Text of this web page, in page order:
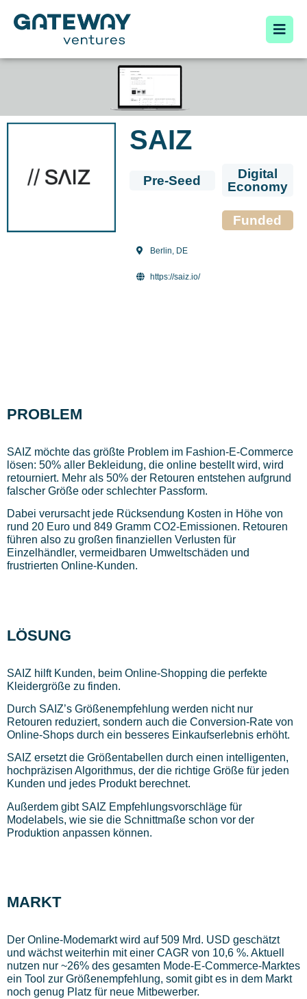
SAIZ
Pre-Seed
Digital
Economy
Funded
Berlin, DE
https://saiz.io/
PROBLEM
SAIZ möchte das größte Problem im Fashion-E-Commerce
lösen: 50% aller Bekleidung, die online bestellt wird, wird
retourniert. Mehr als 50% der Retouren entstehen aufgrund
falscher Größe oder schlechter Passform.
Dabei verursacht jede Rücksendung Kosten in Höhe von
rund 20 Euro und 849 Gramm CO2-Emissionen. Retouren
führen also zu großen finanziellen Verlusten für
Einzelhändler, vermeidbaren Umweltschäden und
frustrierten Online-Kunden.
LÖSUNG
SAIZ hilft Kunden, beim Online-Shopping die perfekte
Kleidergröße zu finden.
Durch SAIZ’s Größenempfehlung werden nicht nur
Retouren reduziert, sondern auch die Conversion-Rate von
Online-Shops durch ein besseres Einkaufserlebnis erhöht.
SAIZ ersetzt die Größentabellen durch einen intelligenten,
hochpräzisen Algorithmus, der die richtige Größe für jeden
Kunden und jedes Produkt berechnet.
Außerdem gibt SAIZ Empfehlungsvorschläge für
Modelabels, wie sie die Schnittmaße schon vor der
Produktion anpassen können.
MARKT
Der Online-Modemarkt wird auf 509 Mrd. USD geschätzt
und wächst weiterhin mit einer CAGR von 10,6 %. Aktuell
nutzen nur ~26% des gesamten Mode-E-Commerce-Marktes
ein Tool zur Größenempfehlung, somit gibt es in dem Markt
noch genug Platz für neue Mitbewerber.